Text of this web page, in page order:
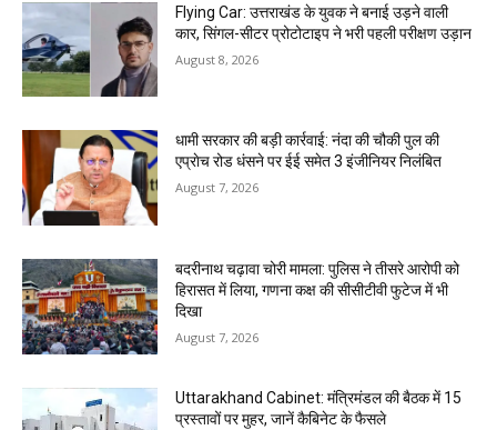
Flying Car: उत्तराखंड के युवक ने बनाई उड़ने वाली
कार, सिंगल-सीटर प्रोटोटाइप ने भरी पहली परीक्षण उड़ान
August 8, 2026
धामी सरकार की बड़ी कार्रवाई: नंदा की चौकी पुल की
एप्राेच रोड धंसने पर ईई समेत 3 इंजीनियर निलंबित
August 7, 2026
बदरीनाथ चढ़ावा चोरी मामला: पुलिस ने तीसरे आरोपी को
हिरासत में लिया, गणना कक्ष की सीसीटीवी फुटेज में भी
दिखा
August 7, 2026
Uttarakhand Cabinet: मंत्रिमंडल की बैठक में 15
प्रस्तावों पर मुहर, जानें कैबिनेट के फैसले